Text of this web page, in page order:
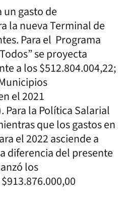
gasto de
la nueva Terminal de
Para el Programa
se proyecta
a los $512.804.004,22;
el 2021
Para la Política Salarial
que los gastos en
el 2022 asciende a
diferencia del presente
los